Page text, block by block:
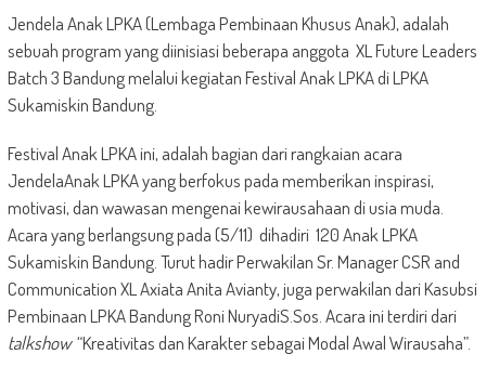
Jendela Anak LPKA (Lembaga Pembinaan Khusus Anak), adalah
sebuah program yang diinisiasi beberapa anggota XL Future Leaders
Batch 3 Bandung melalui kegiatan Festival Anak LPKA di LPKA
Sukamiskin Bandung.
Festival Anak LPKA ini, adalah bagian dari rangkaian acara
JendelaAnak LPKA yang berfokus pada memberikan inspirasi,
motivasi, dan wawasan mengenai kewirausahaan di usia muda.
Acara yang berlangsung pada (5/11) dihadiri 120 Anak LPKA
Sukamiskin Bandung. Turut hadir Perwakilan Sr. Manager CSR and
Communication XL Axiata Anita Avianty, juga perwakilan dari Kasubsi
Pembinaan LPKA Bandung Roni NuryadiS.Sos. Acara ini terdiri dari
talkshow“Kreativitas dan Karakter sebagai Modal Awal Wirausaha”.